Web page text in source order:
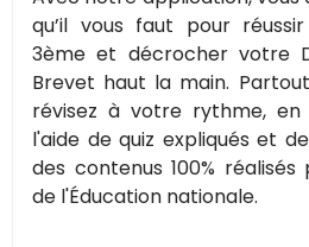
qu’il vous faut pour
3ème et décrocher votre
Brevet haut la main.
révisez à votre rythme,
l'aide de quiz expliqués et
des contenus 100%
de l'Éducation nationale.